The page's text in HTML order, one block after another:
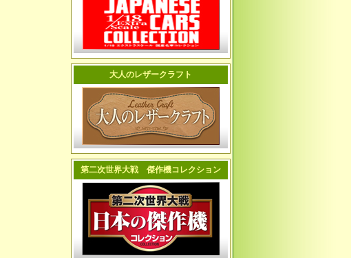
大人のレザークラフト
第二次世界大戦 傑作機コレクション